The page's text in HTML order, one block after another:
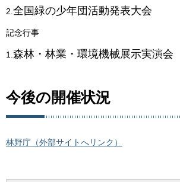
2. 全国緑の少年団活動発表大会
記念行事
1.森林・林業・環境機械展示実演会
今後の開催状況
林野庁（外部サイトへリンク）